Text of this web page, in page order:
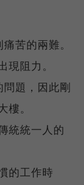
苦的兩難。
阻力。
題，因此剛
。
統統一人的
的工作時